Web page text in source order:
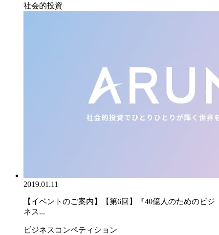
社会的投資
2019.01.11
【イベントのご案内】【第6回】『40億人のためのビジ
ネス...
ビジネスコンペティション